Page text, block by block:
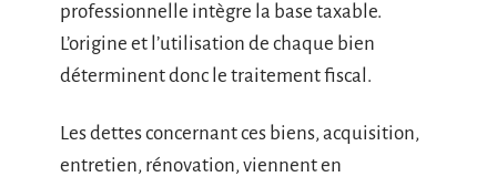
professionnelle intègre la base taxable.
L’origine et l’utilisation de chaque bien
déterminent donc le traitement fiscal.
Les dettes concernant ces biens, acquisition,
entretien, rénovation, viennent en